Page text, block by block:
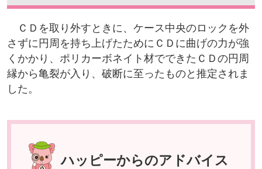
ＣＤを取り外すときに、ケース中央のロックを外
さずに円周を持ち上げたためにＣＤに曲げの力が強
くかかり、ポリカーボネイト材でできたＣＤの円周
縁から亀裂が入り、破断に至ったものと推定されま
した。
ハッピーからのアドバイス